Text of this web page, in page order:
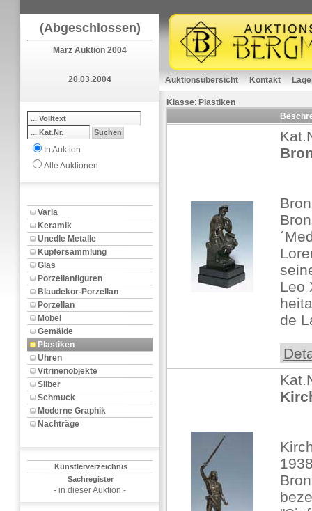
(Abgeschlossen)
März Auktion 2004
20.03.2004
In Auktion
Alle Auktionen
Varia
Keramik
Unedle Metalle
Kupfersammlung
Glas
Porzellanfiguren
Blaudekor-Porzellan
Porzellan
Möbel
Gemälde
Plastiken
Uhren
Vitrinenobjekte
Silber
Schmuck
Moderne Graphik
Nachträge
Künstlerverzeichnis
Sachregister
- in dieser Auktion -
Auktionsübersicht Kontakt
Klasse: Plastiken
Leo
de